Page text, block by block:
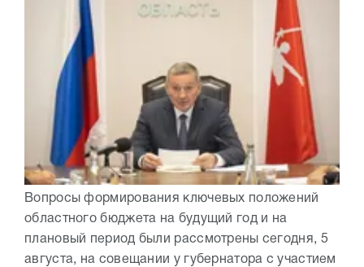
Вопросы формирования ключевых положений
областного бюджета на будущий год и на
плановый период были рассмотрены сегодня, 5
августа, на совещании у губернатора с участием